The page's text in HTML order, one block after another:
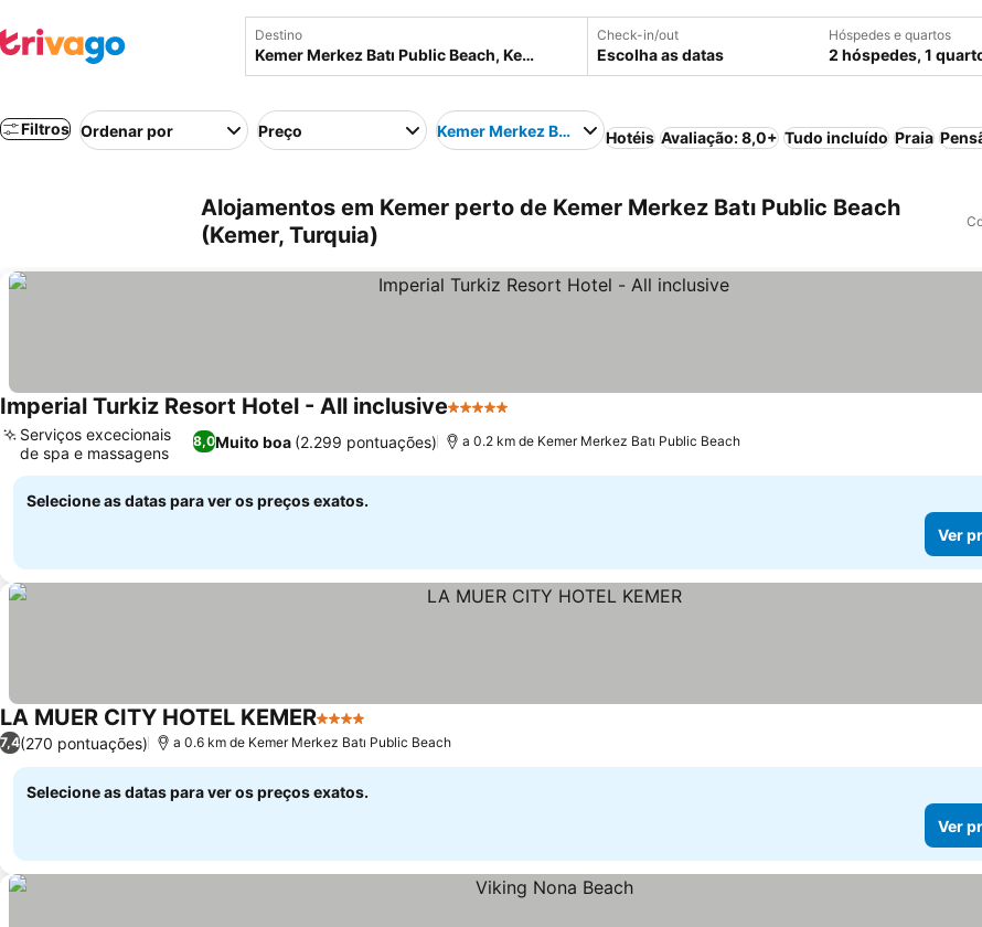
Destino Check-in/out
Escolha as datas
Hóspedes e quartos
2 hóspedes, 1
Filtros Ordenar por Preço Kemer Merkez Batı Public Beach
Hotéis Avaliação: 8,0+ Tudo incluído Praia
Alojamentos em Kemer perto de Kemer Merkez Batı Public Beach
(Kemer, Turquia)
Imperial Turkiz Resort Hotel - All inclusive5 Estrelas
8,0Muito boa (2.299 pontuações)
Serviços excecionais
de spa e massagens
a 0.2 km de Kemer Merkez Batı Public Beach
Selecione as datas para ver os preços exatos.
Ver
LA MUER CITY HOTEL KEMER4 Estrelas
7,4(270 pontuações) a 0.6 km de Kemer Merkez Batı Public Beach
Selecione as datas para ver os preços exatos.
Ver